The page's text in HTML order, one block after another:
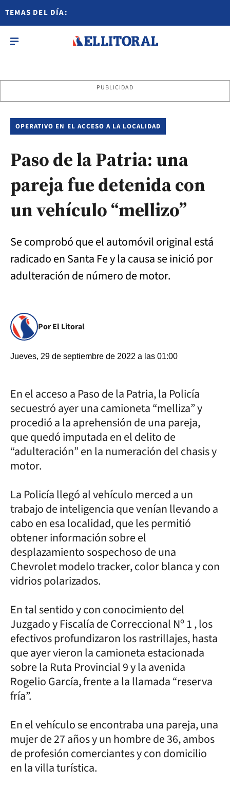
TEMAS DEL DÍA:
PUBLICIDAD
OPERATIVO EN EL ACCESO A LA LOCALIDAD
Paso de la Patria: una
pareja fue detenida con
un vehículo “mellizo”
Se comprobó que el automóvil original está
radicado en Santa Fe y la causa se inició por
adulteración de número de motor.
Por El Litoral
Jueves, 29 de septiembre de 2022 a las 01:00
En el acceso a Paso de la Patria, la Policía
secuestró ayer una camioneta “melliza” y
procedió a la aprehensión de una pareja,
que quedó imputada en el delito de
“adulteración” en la numeración del chasis y
motor.
La Policía llegó al vehículo merced a un
trabajo de inteligencia que venían llevando a
cabo en esa localidad, que les permitió
obtener información sobre el
desplazamiento sospechoso de una
Chevrolet modelo tracker, color blanca y con
vidrios polarizados.
En tal sentido y con conocimiento del
Juzgado y Fiscalía de Correccional Nº 1 , los
efectivos profundizaron los rastrillajes, hasta
que ayer vieron la camioneta estacionada
sobre la Ruta Provincial 9 y la avenida
Rogelio García, frente a la llamada “reserva
fría”.
En el vehículo se encontraba una pareja, una
mujer de 27 años y un hombre de 36, ambos
de profesión comerciantes y con domicilio
en la villa turística.